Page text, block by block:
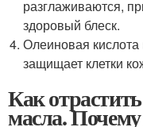
разглаживаются,
здоровый блеск.
Олеиновая кислота
защищает клетки
Как
масла.